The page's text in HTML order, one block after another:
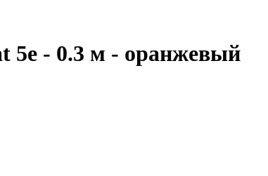
5e - 0.3 м - оранжевый